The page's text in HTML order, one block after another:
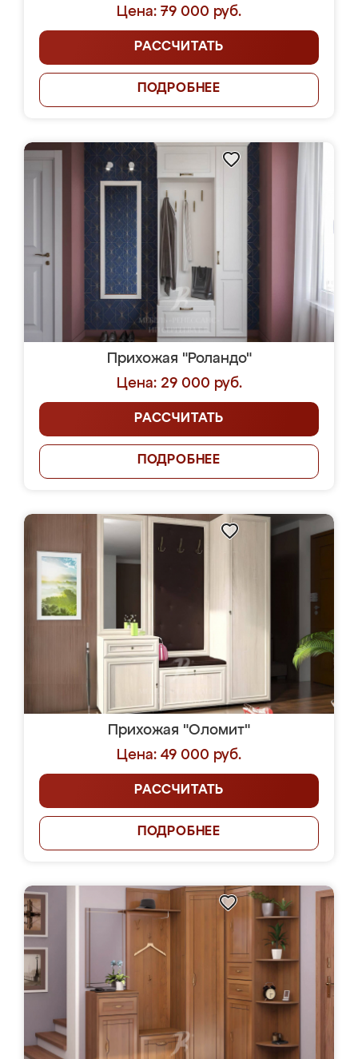
Цена: 79 000 руб.
РАССЧИТАТЬ
ПОДРОБНЕЕ
Прихожая "Роландо"
Цена: 29 000 руб.
РАССЧИТАТЬ
ПОДРОБНЕЕ
Прихожая "Оломит"
Цена: 49 000 руб.
РАССЧИТАТЬ
ПОДРОБНЕЕ